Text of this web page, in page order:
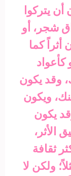
يتركوا
شجر، أو
كما
وقد يكون
ويكون
يكون
الأثر،
ثقافة
ولكن لا